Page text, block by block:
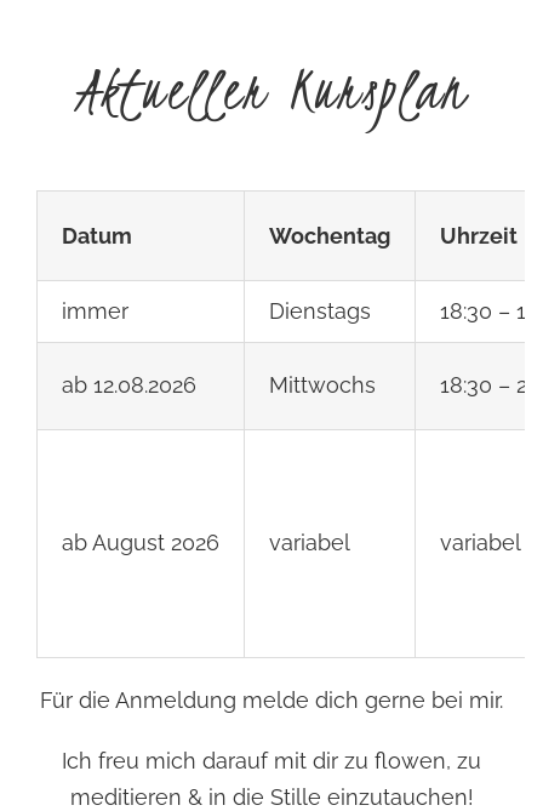
Aktueller Kursplan
Datum Wochentag Uhrzeit
immer Dienstags 18:30 –
ab 12.08.2026 Mittwochs 18:30 –
ab August 2026 variabel variabel
Für die Anmeldung melde dich gerne bei mir.
Ich freu mich darauf mit dir zu flowen, zu
meditieren & in die Stille einzutauchen!